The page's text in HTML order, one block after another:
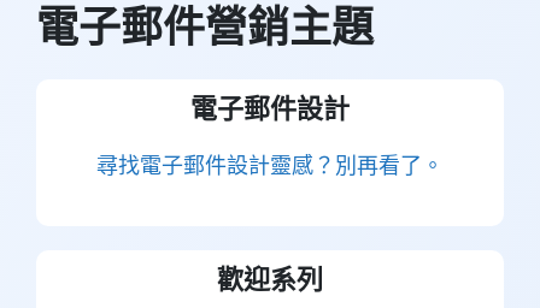
電子郵件營銷主題
電子郵件設計
尋找電子郵件設計靈感？別再看了。
歡迎系列